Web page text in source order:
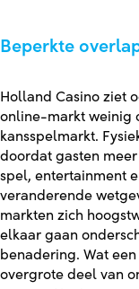
Beperkte
Holland Casino ziet
online-markt weinig
kansspelmarkt.
doordat gasten
spel, entertainment
veranderende
markten zich
elkaar gaan
benadering. Wat
overgrote deel van